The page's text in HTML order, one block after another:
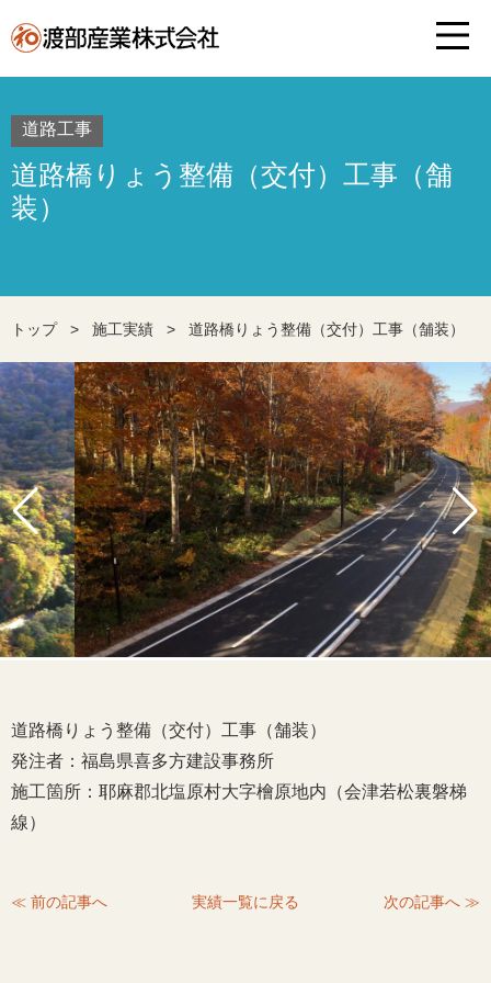
道路工事
道路橋りょう整備（交付）工事（舗
装）
トップ > 施工実績 > 道路橋りょう整備（交付）工事（舗装）
道路橋りょう整備（交付）工事（舗装）
発注者：福島県喜多方建設事務所
施工箇所：耶麻郡北塩原村大字檜原地内（会津若松裏磐梯
線）
≪ 前の記事へ 実績一覧に戻る 次の記事へ ≫